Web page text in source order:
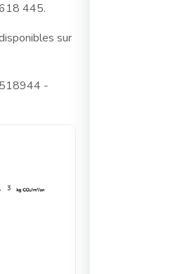
445.
sur
-
3